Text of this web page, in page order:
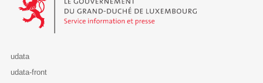
udata
udata-front